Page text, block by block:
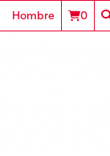
Hombre 0